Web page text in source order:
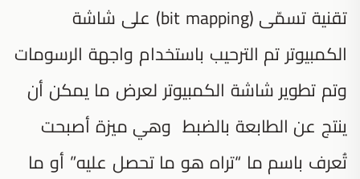
تقنية تسمّى (bit mapping) على شاشة
الكمبيوتر تم الترحيب باستخدام واجهة الرسومات
وتم تطوير شاشة الكمبيوتر لعرض ما يمكن أن
ينتج عن الطابعة بالضبط وهي ميزة أصبحت
تُعرف باسم ما “تراه هو ما تحصل عليه” أو ما